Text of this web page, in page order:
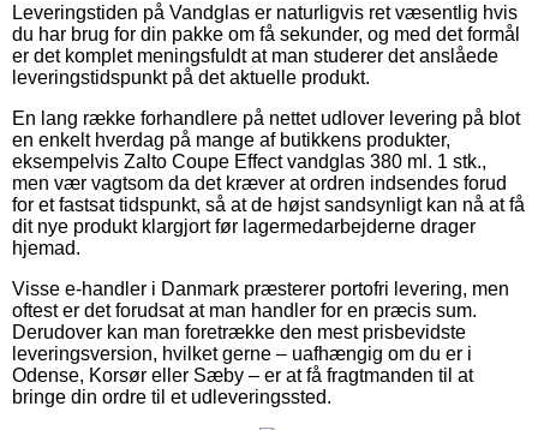
Leveringstiden på Vandglas er naturligvis ret væsentlig hvis
du har brug for din pakke om få sekunder, og med det formål
er det komplet meningsfuldt at man studerer det anslåede
leveringstidspunkt på det aktuelle produkt.
En lang række forhandlere på nettet udlover levering på blot
en enkelt hverdag på mange af butikkens produkter,
eksempelvis Zalto Coupe Effect vandglas 380 ml. 1 stk.,
men vær vagtsom da det kræver at ordren indsendes forud
for et fastsat tidspunkt, så at de højst sandsynligt kan nå at få
dit nye produkt klargjort før lagermedarbejderne drager
hjemad.
Visse e-handler i Danmark præsterer portofri levering, men
oftest er det forudsat at man handler for en præcis sum.
Derudover kan man foretrække den mest prisbevidste
leveringsversion, hvilket gerne – uafhængig om du er i
Odense, Korsør eller Sæby – er at få fragtmanden til at
bringe din ordre til et udleveringssted.